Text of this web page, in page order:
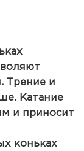
Трение и
Катание
и приносит
коньках